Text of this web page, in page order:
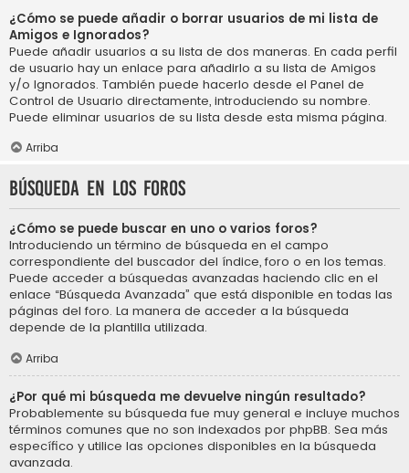
¿Cómo se puede añadir o borrar usuarios de mi lista de
Amigos e Ignorados?
Puede añadir usuarios a su lista de dos maneras. En cada perfil
de usuario hay un enlace para añadirlo a su lista de Amigos
y/o Ignorados. También puede hacerlo desde el Panel de
Control de Usuario directamente, introduciendo su nombre.
Puede eliminar usuarios de su lista desde esta misma página.
Arriba
Búsqueda en los foros
¿Cómo se puede buscar en uno o varios foros?
Introduciendo un término de búsqueda en el campo
correspondiente del buscador del índice, foro o en los temas.
Puede acceder a búsquedas avanzadas haciendo clic en el
enlace “Búsqueda Avanzada” que está disponible en todas las
páginas del foro. La manera de acceder a la búsqueda
depende de la plantilla utilizada.
Arriba
¿Por qué mi búsqueda me devuelve ningún resultado?
Probablemente su búsqueda fue muy general e incluye muchos
términos comunes que no son indexados por phpBB. Sea más
específico y utilice las opciones disponibles en la búsqueda
avanzada.